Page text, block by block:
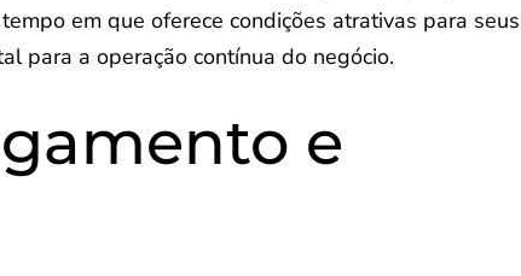
em que oferece condições atrativas para seus
para a operação contínua do negócio.
e